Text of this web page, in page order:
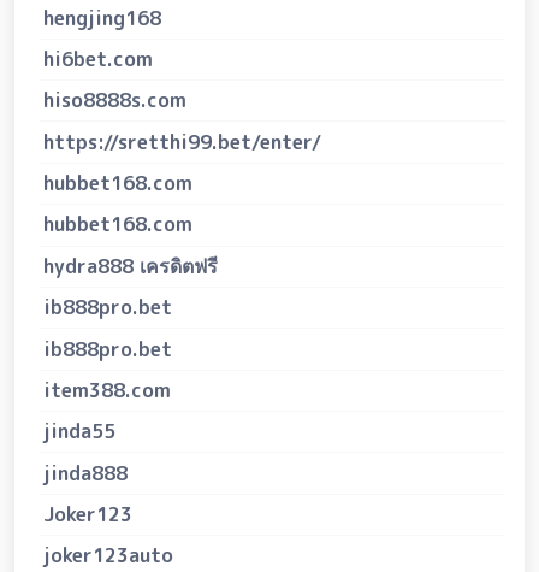
hengjing168
hi6bet.com
hiso8888s.com
https://sretthi99.bet/enter/
hubbet168.com
hubbet168.com
hydra888 เครดิตฟรี
ib888pro.bet
ib888pro.bet
item388.com
jinda55
jinda888
Joker123
joker123auto